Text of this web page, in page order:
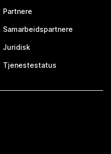
Partnere
Samarbeidspartnere
Juridisk
Tjenestestatus